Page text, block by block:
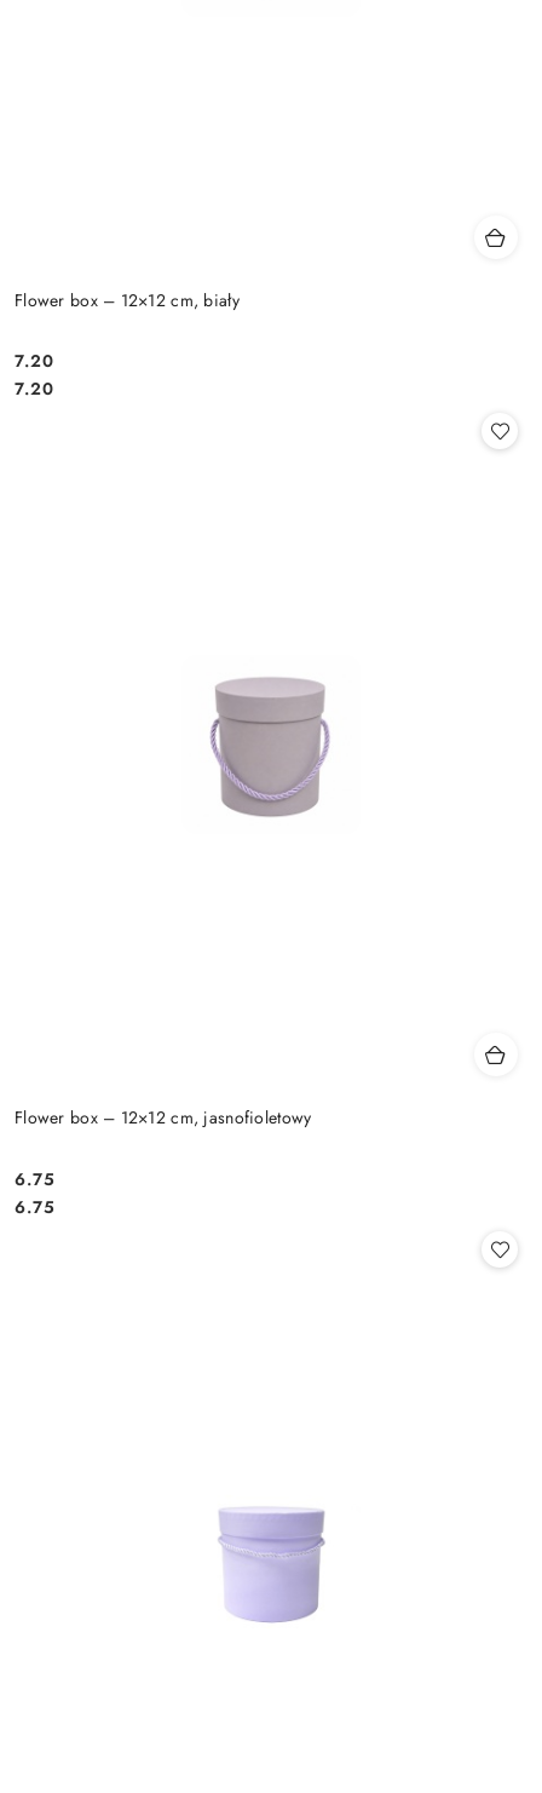
Flower box – 12×12 cm, biały
Cena:
7.20
Cena:
7.20
Flower box – 12×12 cm, jasnofioletowy
Cena:
6.75
Cena:
6.75